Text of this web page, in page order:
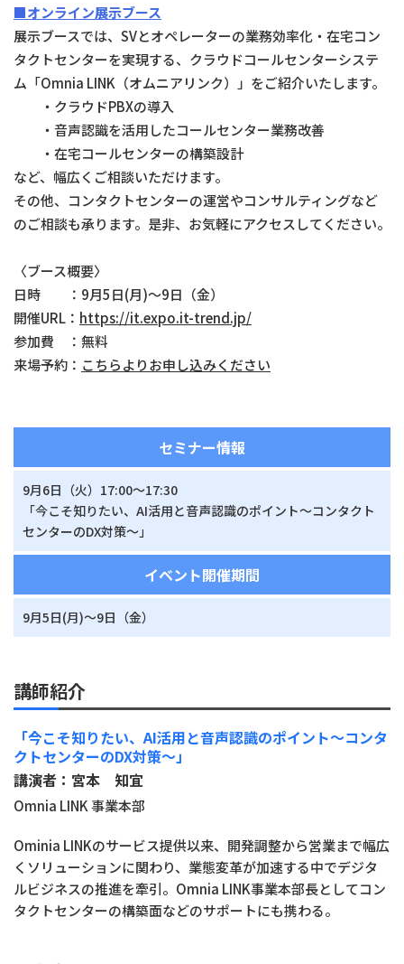
■オンライン展示ブース
展示ブースでは、SVとオペレーターの業務効率化・在宅コン
タクトセンターを実現する、クラウドコールセンターシステ
ム「Omnia LINK（オムニアリンク）」をご紹介いたします。
・クラウドPBXの導入
・音声認識を活用したコールセンター業務改善
・在宅コールセンターの構築設計
など、幅広くご相談いただけます。
その他、コンタクトセンターの運営やコンサルティングなど
のご相談も承ります。是非、お気軽にアクセスしてください。
〈ブース概要〉
日時 ：9月5日(月)～9日（金）
開催URL： https://it.expo.it-trend.jp/
参加費 ：無料
来場予約： こちらよりお申し込みください
セミナー情報
9月6日（火）17:00～17:30
「今こそ知りたい、AI活用と音声認識のポイント～コンタクト
センターのDX対策～」
イベント開催期間
9月5日(月)～9日（金）
講師紹介
「今こそ知りたい、AI活用と音声認識のポイント～コンタ
クトセンターのDX対策～」
講演者：宮本 知宜
Omnia LINK 事業本部
Ominia LINKのサービス提供以来、開発調整から営業まで幅広
くソリューションに関わり、業態変革が加速する中でデジタ
ルビジネスの推進を牽引。Omnia LINK事業本部長としてコン
タクトセンターの構築面などのサポートにも携わる。